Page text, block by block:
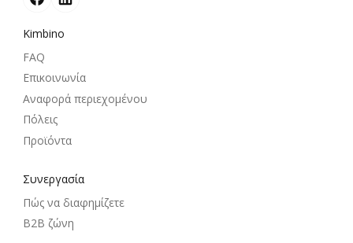
Kimbino
FAQ
Επικοινωνία
Αναφορά περιεχομένου
Πόλεις
Προϊόντα
Συνεργασία
Πώς να διαφημίζετε
B2B ζώνη